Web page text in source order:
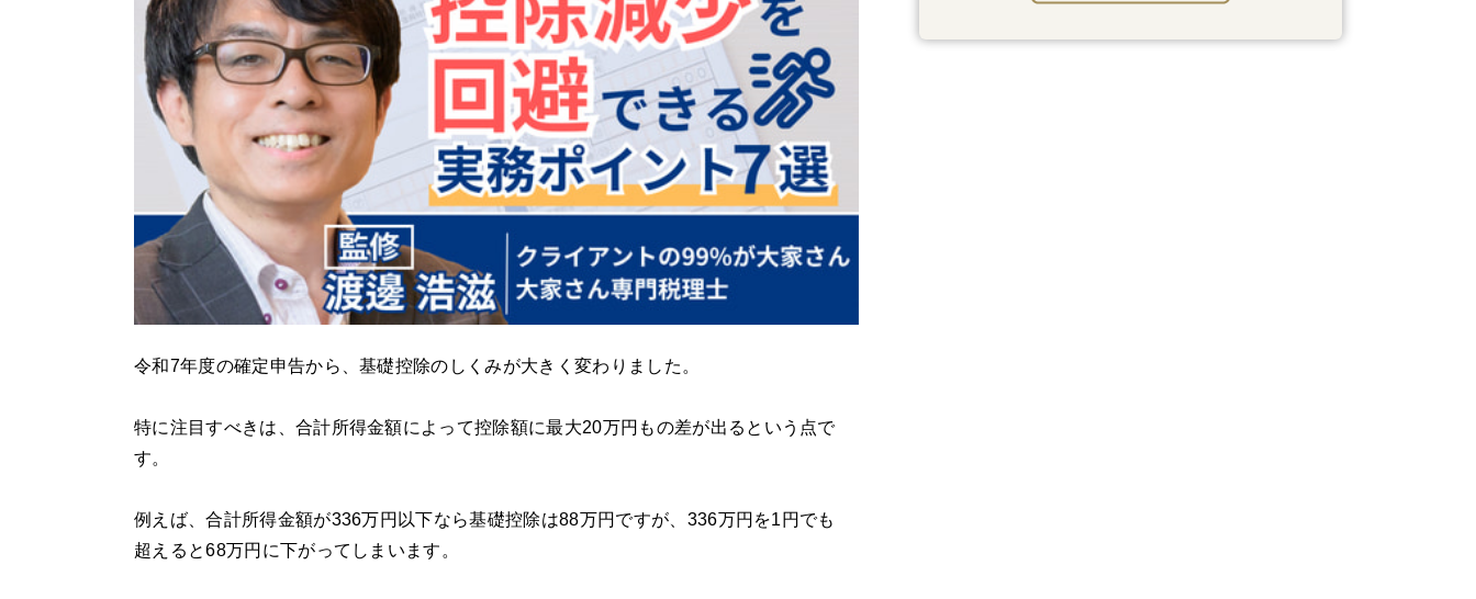
令和7年度の確定申告から、基礎控除のしくみが大きく変わりました。
特に注目すべきは、合計所得金額によって控除額に最大20万円もの差が出るという点で
す。
例えば、合計所得金額が336万円以下なら基礎控除は88万円ですが、336万円を1円でも
超えると68万円に下がってしまいます。